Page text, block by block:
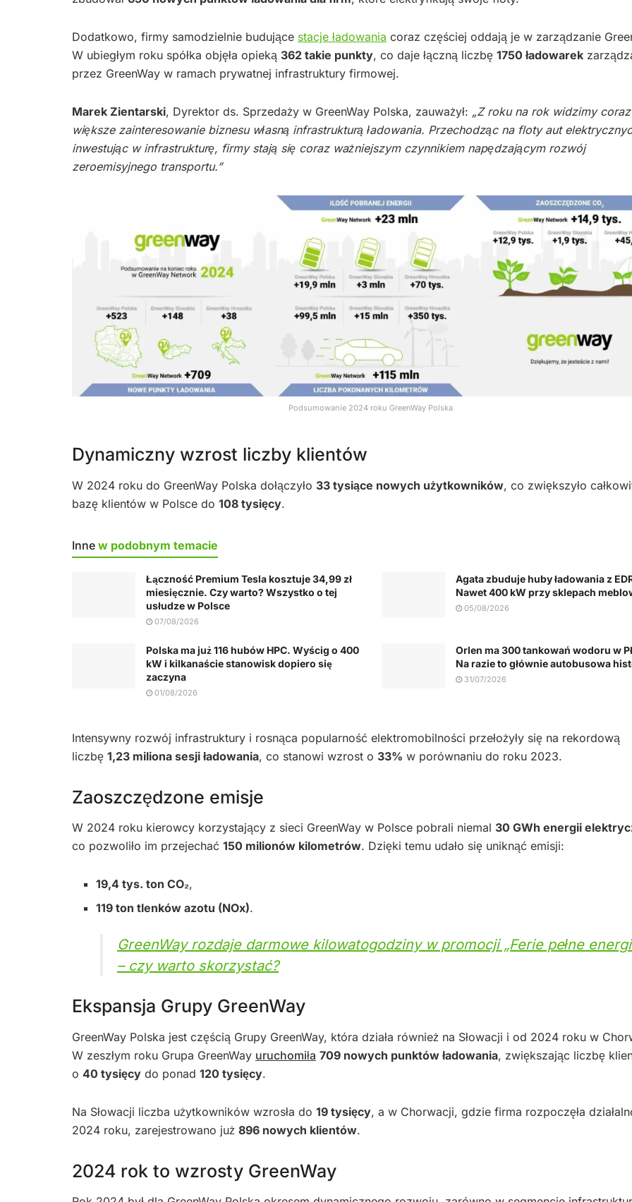
Dodatkowo, firmy samodzielnie budujące stacje ładowania coraz częściej oddają je w zarządzanie
W ubiegłym roku spółka objęła opieką 362 takie punkty, co daje łączną liczbę 1750 ładowarek
przez GreenWay w ramach prywatnej infrastruktury firmowej.
Marek Zientarski, Dyrektor ds. Sprzedaży w GreenWay Polska, zauważył: „Z roku na rok widzimy coraz
większe zainteresowanie biznesu własną infrastrukturą ładowania. Przechodząc na floty aut
inwestując w infrastrukturę, firmy stają się coraz ważniejszym czynnikiem napędzającym rozwój
zeroemisyjnego transportu.”
Podsumowanie 2024 roku GreenWay Polska
Dynamiczny wzrost liczby klientów
W 2024 roku do GreenWay Polska dołączyło 33 tysiące nowych użytkowników, co zwiększyło
bazę klientów w Polsce do 108 tysięcy.
Inne w podobnym temacie
Łączność Premium Tesla kosztuje 34,99 zł
miesięcznie. Czy warto? Wszystko o tej
usłudze w Polsce
07/08/2026
Agata zbuduje huby ładowania z
Nawet 400 kW przy sklepach
05/08/2026
Polska ma już 116 hubów HPC. Wyścig o 400
kW i kilkanaście stanowisk dopiero się
zaczyna
01/08/2026
Orlen ma 300 tankowań wodoru w
Na razie to głównie autobusowa
31/07/2026
Intensywny rozwój infrastruktury i rosnąca popularność elektromobilności przełożyły się na rekordową
liczbę 1,23 miliona sesji ładowania, co stanowi wzrost o 33% w porównaniu do roku 2023.
Zaoszczędzone emisje
W 2024 roku kierowcy korzystający z sieci GreenWay w Polsce pobrali niemal 30 GWh energii
co pozwoliło im przejechać 150 milionów kilometrów. Dzięki temu udało się uniknąć emisji:
19,4 tys. ton CO₂,
119 ton tlenków azotu (NOx).
GreenWay rozdaje darmowe kilowatogodziny w promocji „Ferie pełne
– czy warto skorzystać?
Ekspansja Grupy GreenWay
GreenWay Polska jest częścią Grupy GreenWay, która działa również na Słowacji i od 2024 roku w
W zeszłym roku Grupa GreenWay uruchomiła 709 nowych punktów ładowania, zwiększając liczbę
o 40 tysięcy do ponad 120 tysięcy.
Na Słowacji liczba użytkowników wzrosła do 19 tysięcy, a w Chorwacji, gdzie firma rozpoczęła
2024 roku, zarejestrowano już 896 nowych klientów.
2024 rok to wzrosty GreenWay